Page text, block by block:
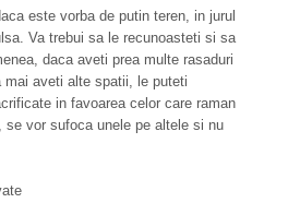
este vorba de putin teren, in jurul
Va trebui sa le recunoasteti si sa
daca aveti prea multe rasaduri
aveti alte spatii, le puteti
in favoarea celor care raman
se vor sufoca unele pe altele si nu